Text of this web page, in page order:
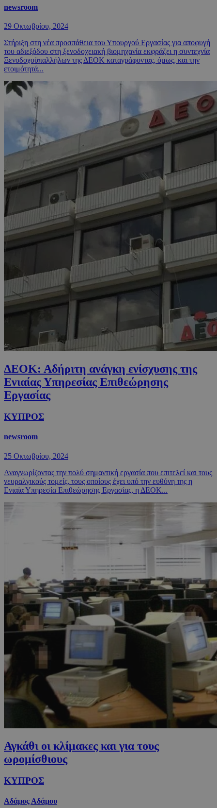
newsroom
29 Οκτωβρίου, 2024
Στήριξη στη νέα προσπάθεια του Υπουργού Εργασίας για αποφυγή
του αδιεξόδου στη ξενοδοχειακή βιομηχανία εκφράζει η συντεχνία
Ξενοδοχοϋπαλλήλων της ΔΕΟΚ καταγράφοντας, όμως, και την
ετοιμότητά...
ΔΕΟΚ: Αδήριτη ανάγκη ενίσχυσης της
Ενιαίας Υπηρεσίας Επιθεώρησης
Εργασίας
ΚΥΠΡΟΣ
newsroom
25 Οκτωβρίου, 2024
Αναγνωρίζοντας την πολύ σημαντική εργασία που επιτελεί και τους
νευραλγικούς τομείς, τους οποίους έχει υπό την ευθύνη της η
Ενιαία Υπηρεσία Επιθεώρησης Εργασίας, η ΔΕΟΚ...
Αγκάθι οι κλίμακες και για τους
ωρομίσθιους
ΚΥΠΡΟΣ
Αδάμος Αδάμου